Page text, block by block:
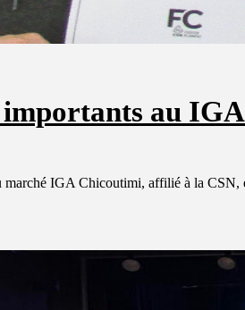
importants au
IGA Chicoutimi, affilié à la CSN,